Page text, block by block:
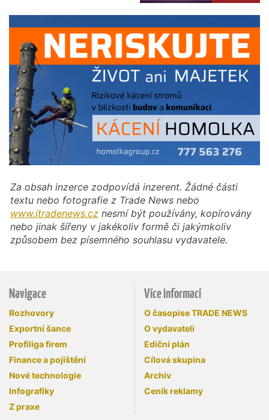
Za obsah inzerce zodpovídá inzerent. Žádné části
textu nebo fotografie z Trade News nebo
www.itradenews.cz nesmí být používány, kopírovány
nebo jinak šířeny v jakékoliv formě či jakýmkoliv
způsobem bez písemného souhlasu vydavatele.
Navigace
Rozhovory
Exportní šance
Profiliga firem
Finance a pojištění
Nové technologie
Infografiky
Z praxe
Více informací
O časopise TRADE NEWS
O vydavateli
Ediční plán
Cílová skupina
Archiv
Ceník reklamy